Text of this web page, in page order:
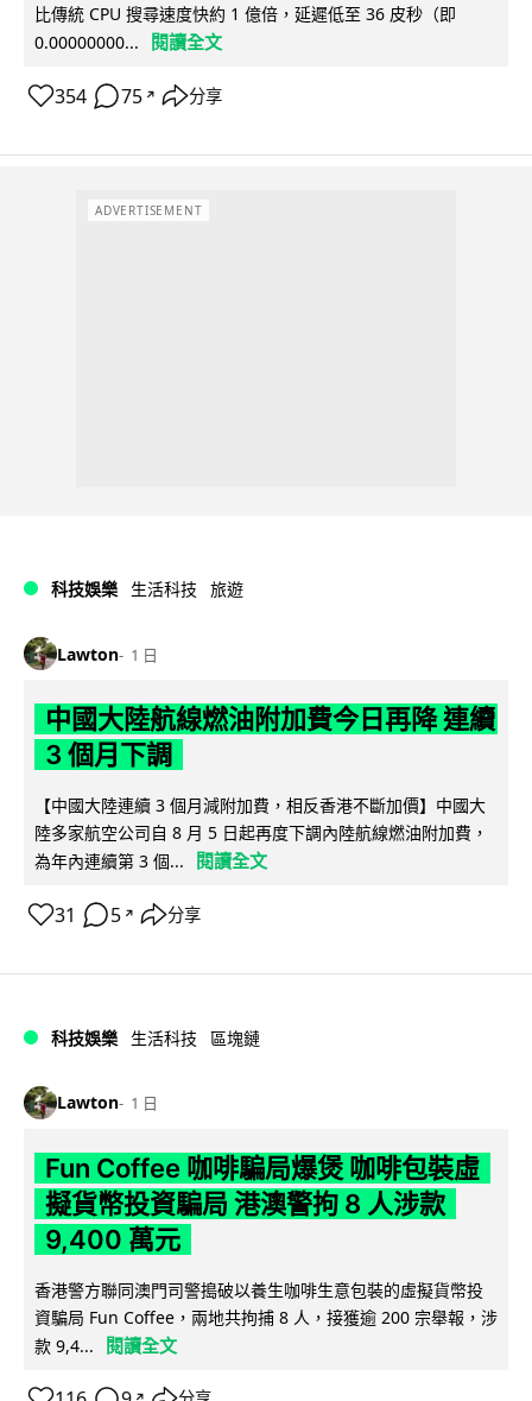
比傳統 CPU 搜尋速度快約 1 億倍，延遲低至 36 皮秒（即
0.00000000...
閱讀全文
354 75 ↗ 分享
ADVERTISEMENT
科技娛樂 生活科技 旅遊
Lawton 1 日
中國大陸航線燃油附加費今日再降 連續
3 個月下調
【中國大陸連續 3 個月減附加費，相反香港不斷加價】中國大
陸多家航空公司自 8 月 5 日起再度下調內陸航線燃油附加費，
為年內連續第 3 個...
閱讀全文
31 5 ↗ 分享
科技娛樂 生活科技 區塊鏈
Lawton 1 日
Fun Coffee 咖啡騙局爆煲 咖啡包裝虛
擬貨幣投資騙局 港澳警拘 8 人涉款
9,400 萬元
香港警方聯同澳門司警搗破以養生咖啡生意包裝的虛擬貨幣投
資騙局 Fun Coffee，兩地共拘捕 8 人，接獲逾 200 宗舉報，涉
款 9,4...
閱讀全文